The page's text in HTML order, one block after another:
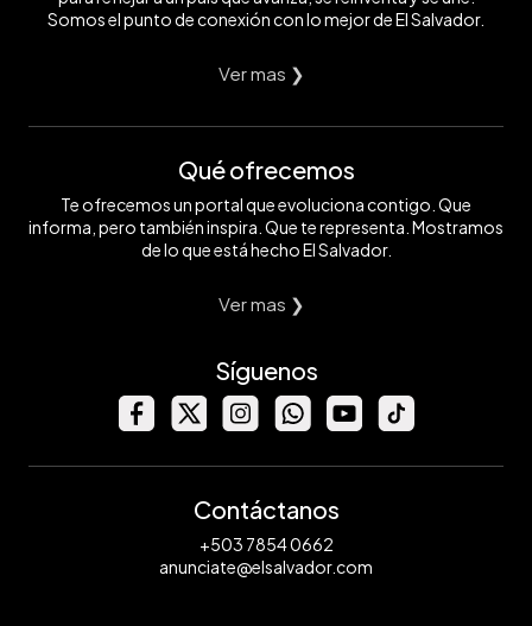
Somos el punto de conexión con lo mejor de El Salvador.
Ver mas ❯
Qué ofrecemos
Te ofrecemos un portal que evoluciona contigo. Que
informa, pero también inspira. Que te representa. Mostramos
de lo que está hecho El Salvador.
Ver mas ❯
Síguenos
Contáctanos
+503 7854 0662
anunciate@elsalvador.com